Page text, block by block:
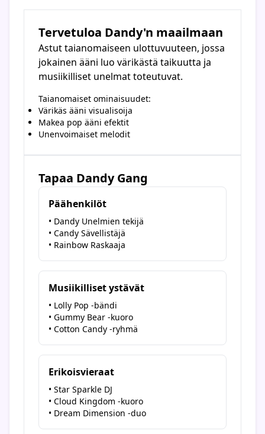
Tervetuloa Dandy'n maailmaan
Astut taianomaiseen ulottuvuuteen, jossa
jokainen ääni luo värikästä taikuutta ja
musiikilliset unelmat toteutuvat.
Taianomaiset ominaisuudet:
Värikäs ääni visualisoija
Makea pop ääni efektit
Unenvoimaiset melodit
Tapaa Dandy Gang
Päähenkilöt
• Dandy Unelmien tekijä
• Candy Sävellistäjä
• Rainbow Raskaaja
Musiikilliset ystävät
• Lolly Pop -bändi
• Gummy Bear -kuoro
• Cotton Candy -ryhmä
Erikoisvieraat
• Star Sparkle DJ
• Cloud Kingdom -kuoro
• Dream Dimension -duo